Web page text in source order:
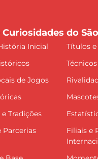
do
Inicial
Títulos
de Jogos
Tradições
Parcerias
Filiais e